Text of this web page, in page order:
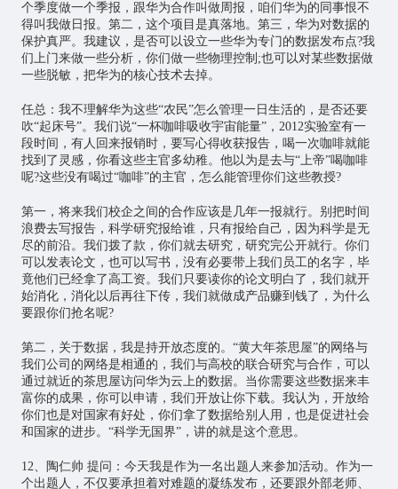
个季度做一个季报，跟华为合作叫做周报，咱们华为的同事恨不
得叫我做日报。第二，这个项目是真落地。第三，华为对数据的
保护真严。我建议，是否可以设立一些华为专门的数据发布点?我
们上门来做一些分析，你们做一些物理控制;也可以对某些数据做
一些脱敏，把华为的核心技术去掉。
任总：我不理解华为这些“农民”怎么管理一日生活的，是否还要
吹“起床号”。我们说“一杯咖啡吸收宇宙能量”，2012实验室有一
段时间，有人回来报销时，要写心得收获报告，喝一次咖啡就能
找到了灵感，你看这些主官多幼稚。他以为是去与“上帝”喝咖啡
呢?这些没有喝过“咖啡”的主官，怎么能管理你们这些教授?
第一，将来我们校企之间的合作应该是几年一报就行。别把时间
浪费去写报告，科学研究报给谁，只有报给自己，因为科学是无
尽的前沿。我们拨了款，你们就去研究，研究完公开就行。你们
可以发表论文，也可以写书，没有必要带上我们员工的名字，毕
竟他们已经拿了高工资。我们只要读你的论文明白了，我们就开
始消化，消化以后再往下传，我们就做成产品赚到钱了，为什么
要跟你们抢名呢?
第二，关于数据，我是持开放态度的。“黄大年茶思屋”的网络与
我们公司的网络是相通的，我们与高校的联合研究与合作，可以
通过就近的茶思屋访问华为云上的数据。当你需要这些数据来丰
富你的成果，你可以申请，我们开放让你下载。我认为，开放给
你们也是对国家有好处，你们拿了数据给别人用，也是促进社会
和国家的进步。“科学无国界”，讲的就是这个意思。
12、陶仁帅 提问：今天我是作为一名出题人来参加活动。作为一
个出题人，不仅要承担着对难题的凝练发布，还要跟外部老师、